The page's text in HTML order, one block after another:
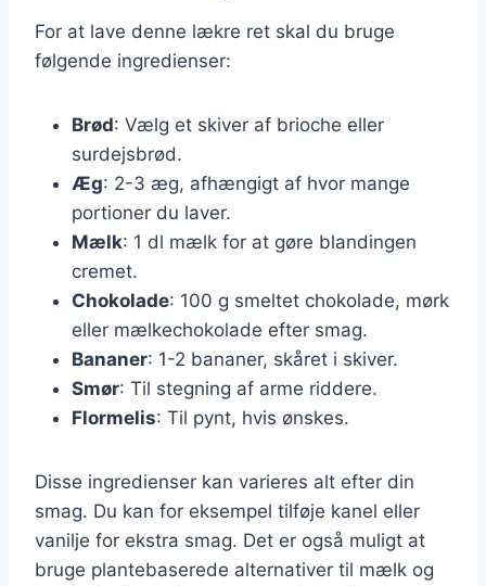
For at lave denne lækre ret skal du bruge
følgende ingredienser:
Brød: Vælg et skiver af brioche eller
surdejsbrød.
Æg: 2-3 æg, afhængigt af hvor mange
portioner du laver.
Mælk: 1 dl mælk for at gøre blandingen
cremet.
Chokolade: 100 g smeltet chokolade, mørk
eller mælkechokolade efter smag.
Bananer: 1-2 bananer, skåret i skiver.
Smør: Til stegning af arme riddere.
Flormelis: Til pynt, hvis ønskes.
Disse ingredienser kan varieres alt efter din
smag. Du kan for eksempel tilføje kanel eller
vanilje for ekstra smag. Det er også muligt at
bruge plantebaserede alternativer til mælk og